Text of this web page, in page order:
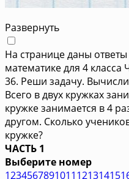
Развернуть
На странице даны
математике для 4 класса
36. Реши задачу.
Всего в двух кружках
кружке занимается в 4
другом. Сколько
кружке?
ЧАСТЬ 1
Выберите номер
123456789101112131415